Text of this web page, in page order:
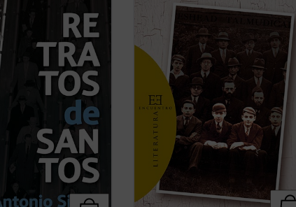
mientras que el santo
que la asume. Se
(ver ficha)
intelectual y sionista; Danny Saunders
el brillante hijo y el legítimo heredero
un rabino ...
(ver ficha)